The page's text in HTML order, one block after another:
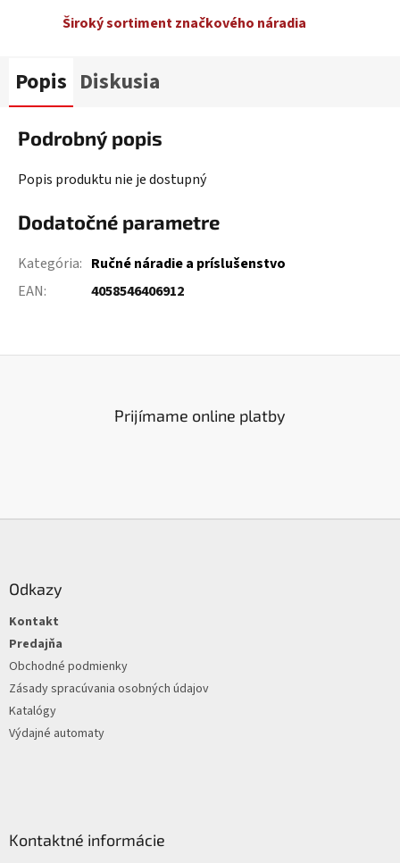
Široký sortiment značkového náradia
Popis Diskusia
Podrobný popis
Popis produktu nie je dostupný
Dodatočné parametre
Kategória: Ručné náradie a príslušenstvo
EAN: 4058546406912
Prijímame online platby
Odkazy
Kontakt
Predajňa
Obchodné podmienky
Zásady spracúvania osobných údajov
Katalógy
Výdajné automaty
Kontaktné informácie